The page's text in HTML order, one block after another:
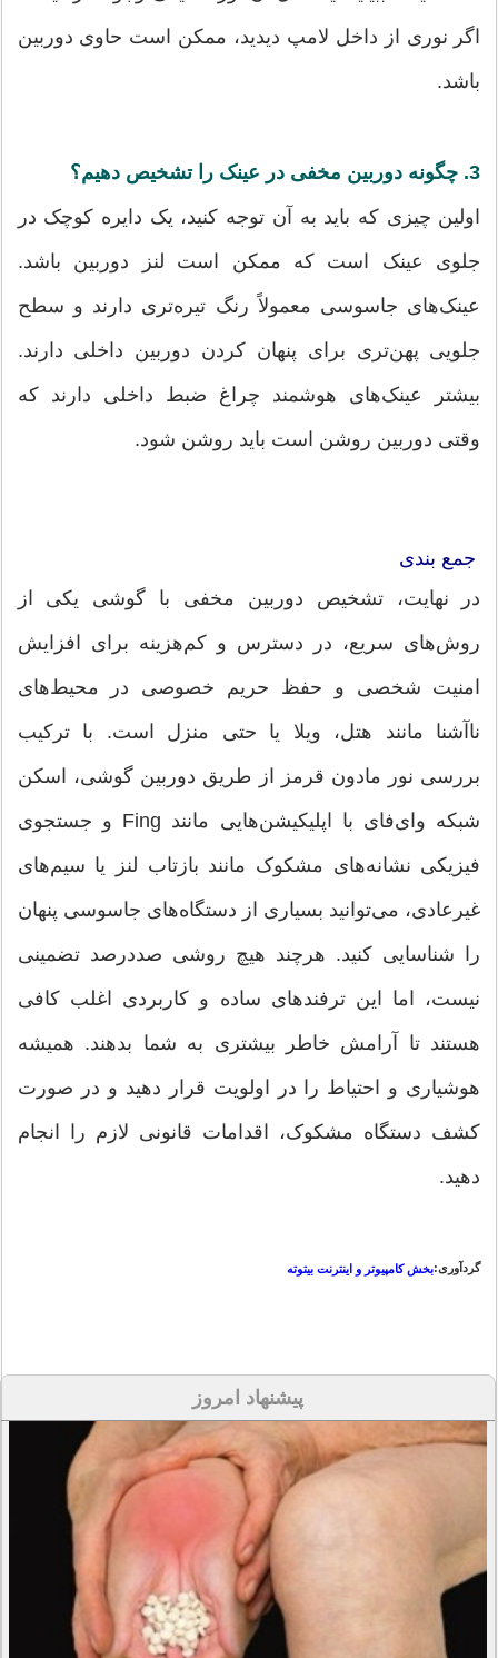
اگر نوری از داخل لامپ دیدید، ممکن است حاوی دوربین
باشد.
3. چگونه دوربین مخفی در عینک را تشخیص دهیم؟
اولین چیزی که باید به آن توجه کنید، یک دایره کوچک در
جلوی عینک است که ممکن است لنز دوربین باشد.
عینک‌های جاسوسی معمولاً رنگ تیره‌تری دارند و سطح
جلویی پهن‌تری برای پنهان کردن دوربین داخلی دارند.
بیشتر عینک‌های هوشمند چراغ ضبط داخلی دارند که
وقتی دوربین روشن است باید روشن شود.
جمع بندی
در نهایت، تشخیص دوربین مخفی با گوشی یکی از
روش‌های سریع، در دسترس و کم‌هزینه برای افزایش
امنیت شخصی و حفظ حریم خصوصی در محیط‌های
ناآشنا مانند هتل، ویلا یا حتی منزل است. با ترکیب
بررسی نور مادون قرمز از طریق دوربین گوشی، اسکن
شبکه وای‌فای با اپلیکیشن‌هایی مانند Fing و جستجوی
فیزیکی نشانه‌های مشکوک مانند بازتاب لنز یا سیم‌های
غیرعادی، می‌توانید بسیاری از دستگاه‌های جاسوسی پنهان
را شناسایی کنید. هرچند هیچ روشی صددرصد تضمینی
نیست، اما این ترفندهای ساده و کاربردی اغلب کافی
هستند تا آرامش خاطر بیشتری به شما بدهند. همیشه
هوشیاری و احتیاط را در اولویت قرار دهید و در صورت
کشف دستگاه مشکوک، اقدامات قانونی لازم را انجام
دهید.
گردآوری:بخش کامپیوتر و اینترنت بیتوته
پیشنهاد امروز